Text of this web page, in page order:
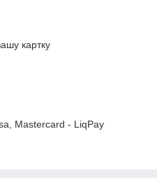
картку
Mastercard - LiqPay